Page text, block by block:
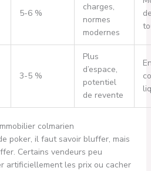
5-6 %
charges,
normes
modernes
3-5 %
Plus
d’espace,
potentiel
de revente
colmarien
poker, il faut savoir bluffer, mais
Certains vendeurs peu
artificiellement les prix ou cacher